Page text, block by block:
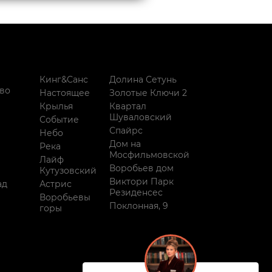
Кинг&Санс
Настоящее
Крылья
Событие
Небо
Река
Лайф
Кутузовский
Астрис
Воробьевы
горы
Долина Сетунь
Золотые Ключи 2
Квартал
Шуваловский
Спайрс
Дом на
Мосфильмовской
Воробьев дом
Виктори Парк
Резиденсес
Поклонная, 9